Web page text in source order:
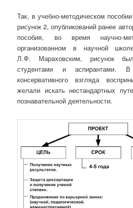
Так, в учебно-методическом
рисунок 2, опубликований ранее
пособия, во время научно-
организованном в научной
Л.Ф. Мараховским, рисунок
студентами и аспирантами.
консервативного взгляда
желали искать нестандартных
познавательной деятельности.